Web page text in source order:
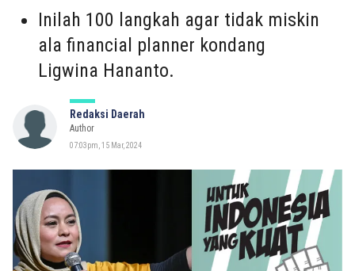
Inilah 100 langkah agar tidak miskin
ala financial planner kondang
Ligwina Hananto.
Redaksi Daerah
Author
07:03pm, 15 Mar, 2024